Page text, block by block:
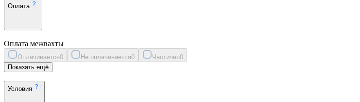
Оплата
Оплата межвахты
Оплачивается0 Не оплачивается0 Частично0
Показать ещё
Условия